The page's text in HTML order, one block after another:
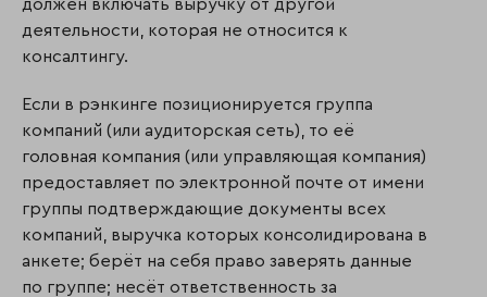
должен включать выручку от другой
деятельности, которая не относится к
консалтингу.
Если в рэнкинге позиционируется группа
компаний (или аудиторская сеть), то её
головная компания (или управляющая компания)
предоставляет по электронной почте от имени
группы подтверждающие документы всех
компаний, выручка которых консолидирована в
анкете; берёт на себя право заверять данные
по группе; несёт ответственность за